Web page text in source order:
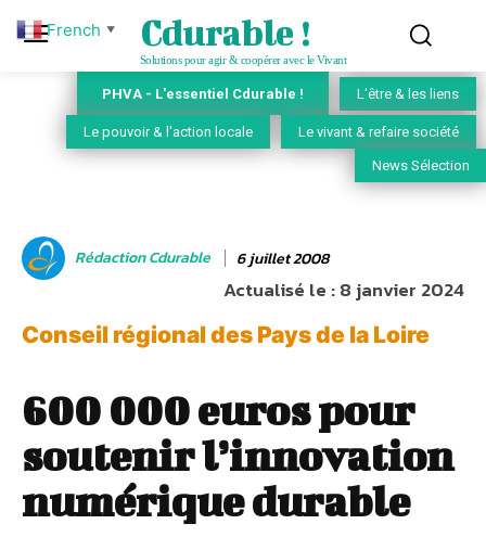
Cdurable !
Solutions pour agir & coopérer avec le Vivant
PHVA - L'essentiel Cdurable ! L'être & les liens
Le pouvoir & l'action locale Le vivant & refaire société
News Sélection
Rédaction Cdurable 6 juillet 2008
Actualisé le :8 janvier 2024
Conseil régional des Pays de la Loire
600 000 euros pour
soutenir l’innovation
numérique durable
French ▼